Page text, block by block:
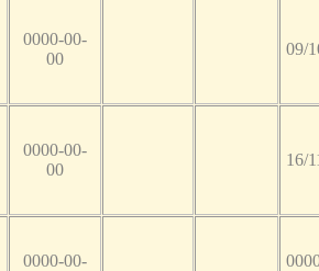
0000-00-
00
09/
0000-00-
00
16/
0000-00-